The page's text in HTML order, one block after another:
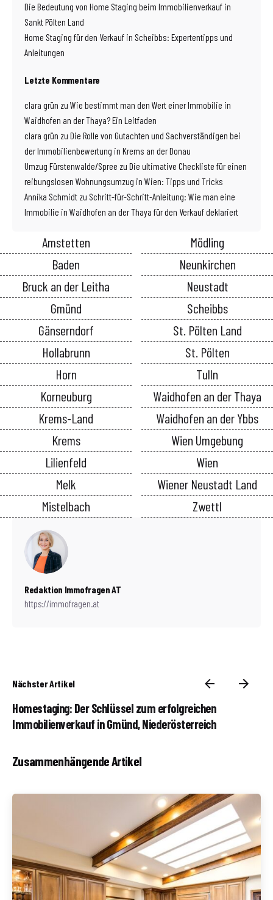
Die Bedeutung von Home Staging beim Immobilienverkauf in
Sankt Pölten Land
Home Staging für den Verkauf in Scheibbs: Expertentipps und
Anleitungen
Letzte Kommentare
clara grün zu Wie bestimmt man den Wert einer Immobilie in
Waidhofen an der Thaya? Ein Leitfaden
clara grün zu Die Rolle von Gutachten und Sachverständigen bei
der Immobilienbewertung in Krems an der Donau
Umzug Fürstenwalde/Spree zu Die ultimative Checkliste für einen
reibungslosen Wohnungsumzug in Wien: Tipps und Tricks
Annika Schmidt zu Schritt-für-Schritt-Anleitung: Wie man eine
Immobilie in Waidhofen an der Thaya für den Verkauf deklariert
Amstetten
Baden
Bruck an der Leitha
Gmünd
Gänserndorf
Hollabrunn
Horn
Korneuburg
Krems-Land
Krems
Lilienfeld
Melk
Mistelbach
Mödling
Neunkirchen
Neustadt
Scheibbs
St. Pölten Land
St. Pölten
Tulln
Waidhofen an der Thaya
Waidhofen an der Ybbs
Wien Umgebung
Wien
Wiener Neustadt Land
Zwettl
Redaktion Immofragen AT
https://immofragen.at
Nächster Artikel
Homestaging: Der Schlüssel zum erfolgreichen
Immobilienverkauf in Gmünd, Niederösterreich
Zusammenhängende Artikel